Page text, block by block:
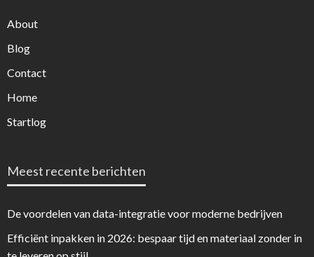
About
Blog
Contact
Home
Startlog
Meest recente berichten
De voordelen van data-integratie voor moderne bedrijven
Efficiënt inpakken in 2026: bespaar tijd en materiaal zonder in